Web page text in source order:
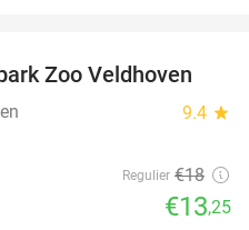
26%
Zoo Veldhoven
9.4 star
Regulier €18
€13,25